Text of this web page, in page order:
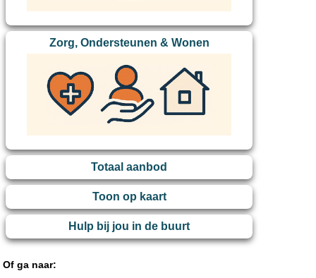
Zorg, Ondersteunen & Wonen
Totaal aanbod
Toon op kaart
Hulp bij jou in de buurt
Of ga naar: